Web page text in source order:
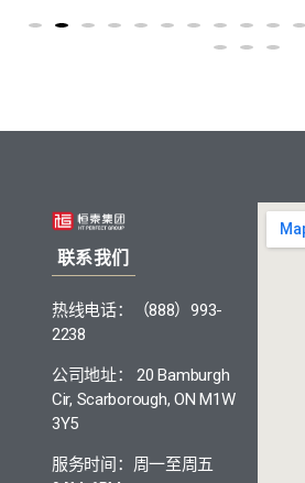
联系我们
热线电话：（888）993-
2238
公司地址： 20 Bamburgh
Cir, Scarborough, ON M1W
3Y5
服务时间：周一至周五